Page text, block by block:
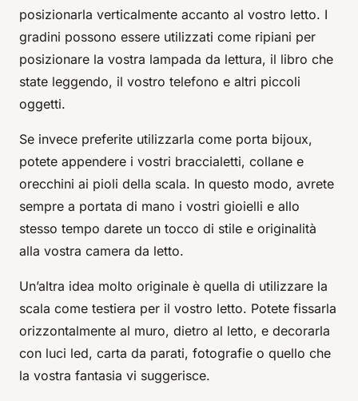
posizionarla verticalmente accanto al vostro letto. I
gradini possono essere utilizzati come ripiani per
posizionare la vostra lampada da lettura, il libro che
state leggendo, il vostro telefono e altri piccoli
oggetti.
Se invece preferite utilizzarla come porta bijoux,
potete appendere i vostri braccialetti, collane e
orecchini ai pioli della scala. In questo modo, avrete
sempre a portata di mano i vostri gioielli e allo
stesso tempo darete un tocco di stile e originalità
alla vostra camera da letto.
Un’altra idea molto originale è quella di utilizzare la
scala come testiera per il vostro letto. Potete fissarla
orizzontalmente al muro, dietro al letto, e decorarla
con luci led, carta da parati, fotografie o quello che
la vostra fantasia vi suggerisce.